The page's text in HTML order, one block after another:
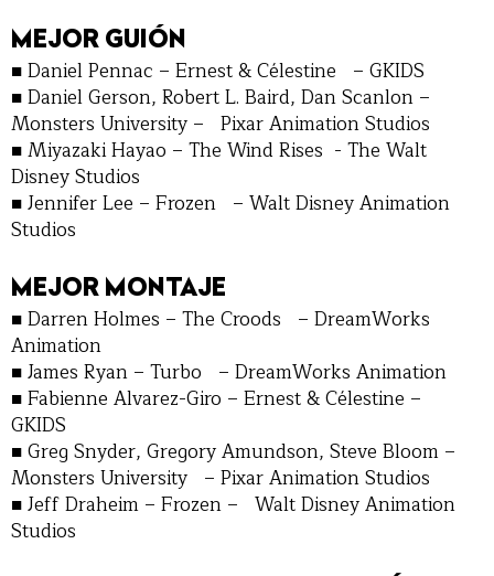
MEJOR GUIÓN
■ Daniel Pennac – Ernest & Célestine – GKIDS
■ Daniel Gerson, Robert L. Baird, Dan Scanlon –
Monsters University – Pixar Animation Studios
■ Miyazaki Hayao – The Wind Rises - The Walt
Disney Studios
■ Jennifer Lee – Frozen – Walt Disney Animation
Studios
MEJOR MONTAJE
■ Darren Holmes – The Croods – DreamWorks
Animation
■ James Ryan – Turbo – DreamWorks Animation
■ Fabienne Alvarez-Giro – Ernest & Célestine –
GKIDS
■ Greg Snyder, Gregory Amundson, Steve Bloom –
Monsters University – Pixar Animation Studios
■ Jeff Draheim – Frozen – Walt Disney Animation
Studios